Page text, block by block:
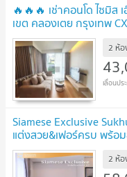
🔥🔥🔥 เช่าคอนโด ไซมิส
เขต คลองเตย กรุงเทพ
@connexproperty ตอบ
2 ห้
Siamese Exclusive
แต่งสวย&เฟอร์ครบ พร้อ
2 ห้